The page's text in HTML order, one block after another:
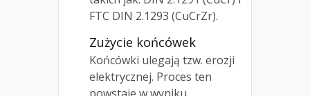
FTC DIN 2.1293 (CuCrZr).
Zużycie końcówek
Końcówki ulegają tzw. erozji
elektrycznej. Proces ten